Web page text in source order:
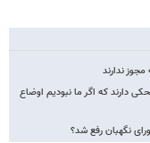
ندارند
دارند که اگر ما نبودیم اوضاع
نگهبان رفع شد؟